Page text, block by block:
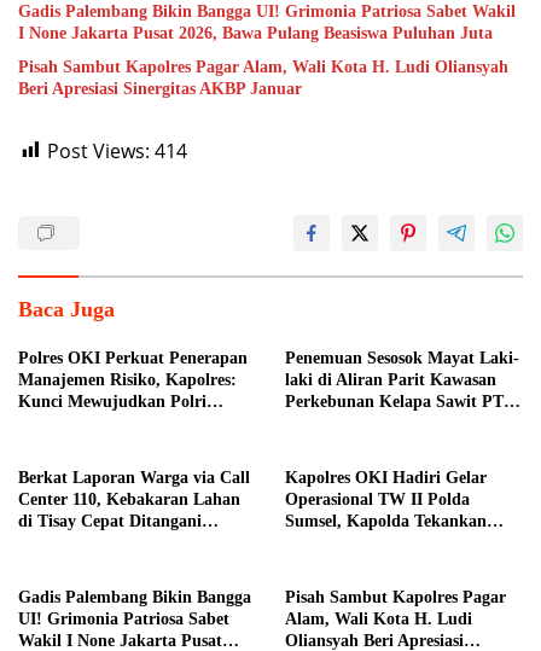
Gadis Palembang Bikin Bangga UI! Grimonia Patriosa Sabet Wakil
I None Jakarta Pusat 2026, Bawa Pulang Beasiswa Puluhan Juta
Pisah Sambut Kapolres Pagar Alam, Wali Kota H. Ludi Oliansyah
Beri Apresiasi Sinergitas AKBP Januar
Post Views: 414
Baca Juga
Polres OKI Perkuat Penerapan
Manajemen Risiko, Kapolres:
Kunci Mewujudkan Polri
Penemuan Sesosok Mayat Laki-
laki di Aliran Parit Kawasan
Perkebunan Kelapa Sawit PT
Berkat Laporan Warga via Call
Center 110, Kebakaran Lahan
di Tisay Cepat Ditangani
Kapolres OKI Hadiri Gelar
Operasional TW II Polda
Sumsel, Kapolda Tekankan
Gadis Palembang Bikin Bangga
UI! Grimonia Patriosa Sabet
Wakil I None Jakarta Pusat
Pisah Sambut Kapolres Pagar
Alam, Wali Kota H. Ludi
Oliansyah Beri Apresiasi